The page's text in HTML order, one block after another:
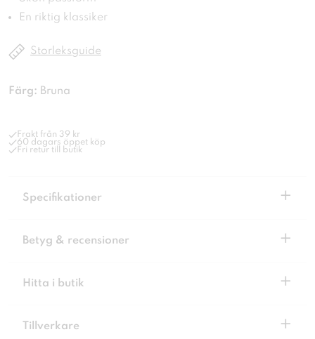
En riktig klassiker
Storleksguide
Färg: Bruna
Frakt från 39 kr
60 dagars öppet köp
Fri retur till butik
Specifikationer +
Betyg & recensioner +
Hitta i butik +
Tillverkare +